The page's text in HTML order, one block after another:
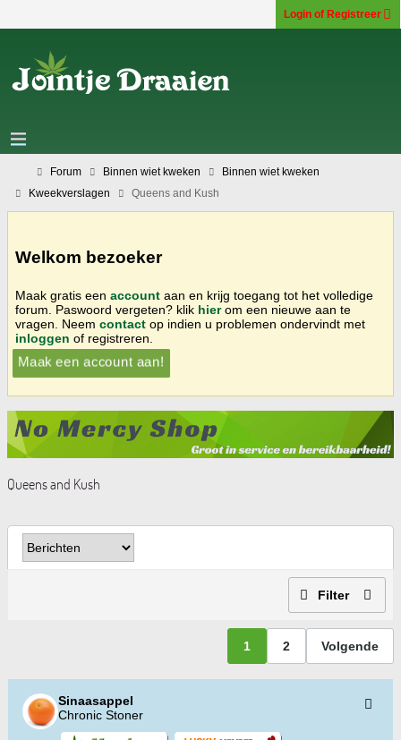
Login of Registreer
Forum Binnen wiet kweken
Binnen wiet kweken
Kweekverslagen
Queens and Kush
Welkom bezoeker
Maak gratis een account aan en krijg toegang tot het volledige
forum. Paswoord vergeten? klik hierom een nieuwe aan te
vragen. Neem contact op indien u problemen ondervindt met
inloggen of registreren.
Maak een account aan!
Queens and Kush
Filter
1 2 Volgende
Sinaasappel
Chronic Stoner